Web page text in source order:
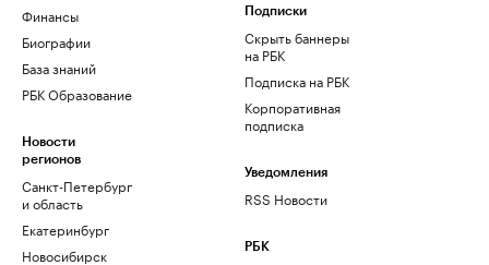
Финансы
Биографии
База знаний
РБК Образование
Новости
регионов
Санкт-Петербург
и область
Екатеринбург
Новосибирск
Подписки
Скрыть баннеры
на РБК
Подписка на РБК
Корпоративная
подписка
Уведомления
RSS Новости
РБК